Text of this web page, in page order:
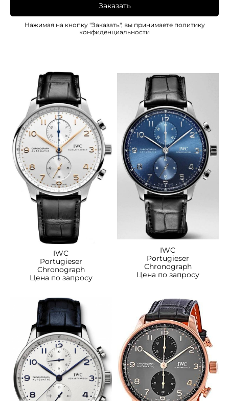
IWC
Portugieser
Chronograph
Цена по запросу
IWC
Portugieser
Chronograph
Цена по запросу
Заказать
Нажимая на кнопку "Заказать", вы принимаете политику
конфиденциальности